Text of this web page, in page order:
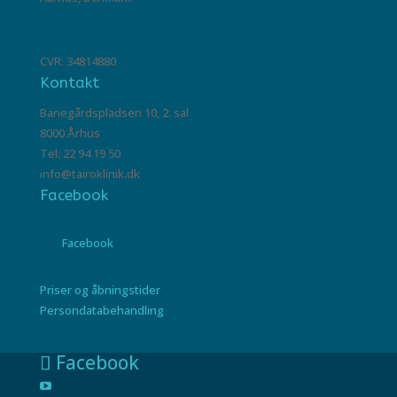
CVR: 34814880
Kontakt
Banegårdspladsen 10, 2. sal
8000 Århus
Tel: 22 94 19 50
info@tairoklinik.dk
Facebook
Facebook
Priser og åbningstider
Persondatabehandling
Facebook